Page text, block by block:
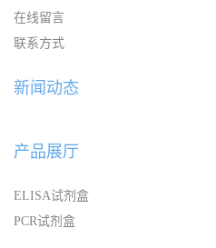
在线留言
联系方式
新闻动态
产品展厅
ELISA试剂盒
PCR试剂盒